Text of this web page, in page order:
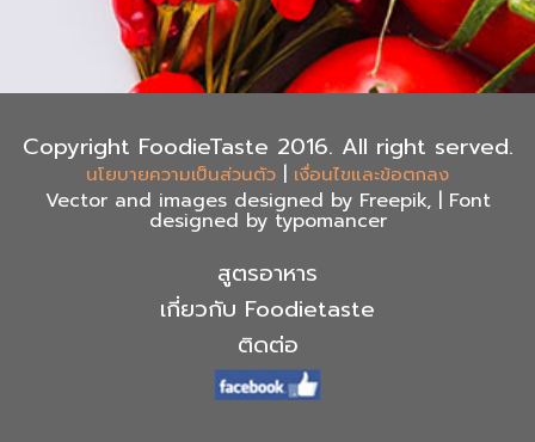
Copyright FoodieTaste 2016. All right served.
นโยบายความเป็นส่วนตัว | เงื่อนไขและข้อตกลง
Vector and images designed by Freepik, | Font
designed by typomancer
สูตรอาหาร
เกี่ยวกับ Foodietaste
ติดต่อ